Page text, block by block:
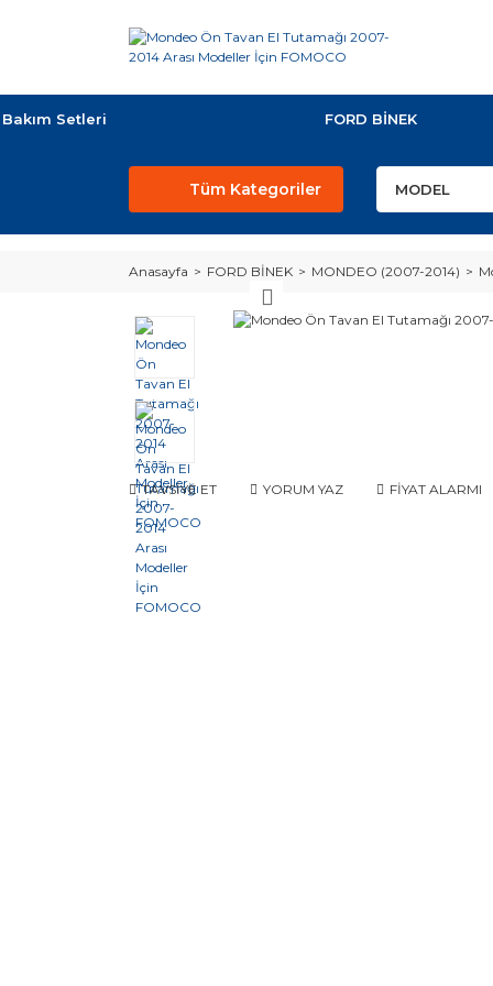
Bakım Setleri FORD BİNEK
Tüm Kategoriler
Anasayfa FORD BİNEK MONDEO (2007-2014)
TAVSİYE ET YORUM YAZ FİYAT ALARMI